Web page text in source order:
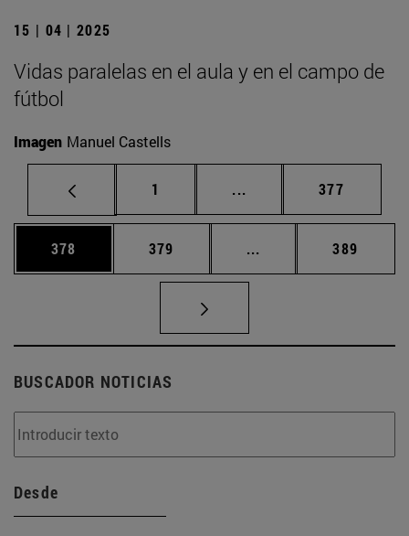
15 | 04 | 2025
Vidas paralelas en el aula y en el campo de
fútbol
Imagen Manuel Castells
Página
1 ... Páginas intermedias
Página
377
Página
378 Página
379 ... Páginas intermedias
Página
389
BUSCADOR NOTICIAS
Desde